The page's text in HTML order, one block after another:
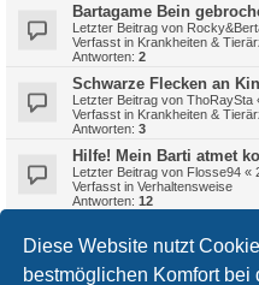
Diese Website nutzt
bestmöglichen Komfort bei
Bartagame Bein
Letzter Beitrag von
Verfasst in Krankheiten &
Antworten: 2
Schwarze Flecken an
Letzter Beitrag von ThoRaySta
Verfasst in Krankheiten &
Antworten: 3
Hilfe! Mein Barti atmet
Letzter Beitrag von Flosse94 «
Verfasst in Verhaltensweise
Antworten: 12